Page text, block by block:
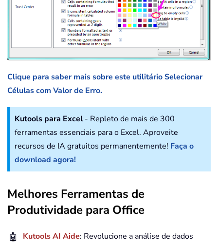
Clique para saber mais sobre este utilitário Selecionar
Células com Valor de Erro.
Kutools para Excel - Repleto de mais de 300
ferramentas essenciais para o Excel. Aproveite
recursos de IA gratuitos permanentemente! Faça o
download agora!
Melhores Ferramentas de
Produtividade para Office
🤖 Kutools AI Aide: Revolucione a análise de dados